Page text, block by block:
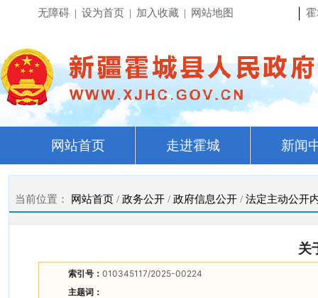
无障碍 | 设为首页 | 加入收藏 | 网站地图
网站首页 走进霍城 新闻
当前位置： 网站首页 / 政务公开 / 政府信息公开 / 法定主动公开
关
索引号： 010345117/2025-00224
主题词：